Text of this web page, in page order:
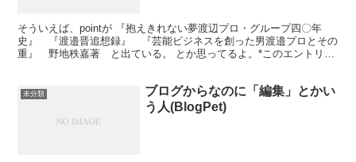
そういえば、pointが 『抱えきれない夢渡辺プロ・グループ四〇年
史』 『渡邉晋追想録』 『芸能ビジネスを創った男渡邉プロとその
重』 野地秩嘉著 と出ている。 とか思ってるよ。*このエントリ
未分類
ブログからなのに「編集」とかい
う人(BlogPet)